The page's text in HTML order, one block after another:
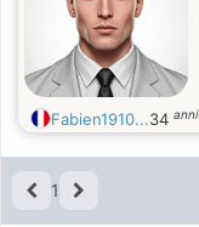
Fabien1910...34 anni
1